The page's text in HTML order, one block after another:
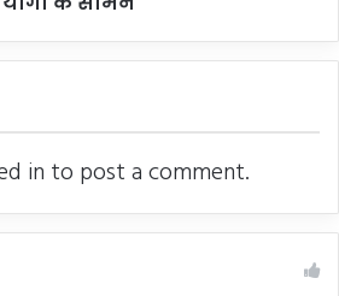
in to post a comment.